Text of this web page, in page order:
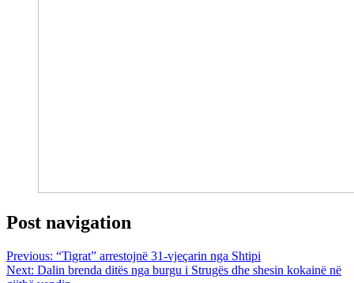
Post navigation
Previous: “Tigrat” arrestojnë 31-vjeçarin nga Shtipi
Next: Dalin brenda ditës nga burgu i Strugës dhe shesin kokainë në